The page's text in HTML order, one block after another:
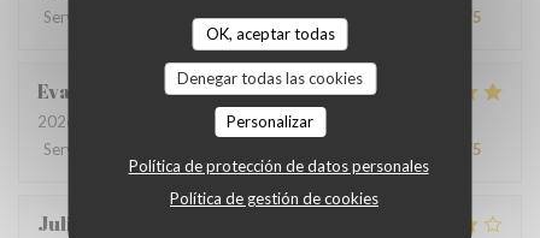
OK, aceptar todas
Denegar todas las cookies
Personalizar
Política de protección de datos personales
Política de gestión de cookies
Servicio
Ambiente:4/5 Menú:4/5 Calidad / Precio /5
Eva
2026-07-16
- 20:00 - Invitados 2
Servicio
/5
Julie